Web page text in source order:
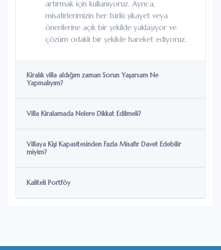
artırmak için kullanıyoruz. Ayrıca,
misafirlerimizin her türlü şikayet veya
önerilerine açık bir şekilde yaklaşıyor ve
çözüm odaklı bir şekilde hareket ediyoruz.
Kiralık villa aldığım zaman Sorun Yaşarsam Ne
Yapmalıyım?
Villa Kiralamada Nelere Dikkat Edilmeli?
Villaya Kişi Kapasitesinden Fazla Misafir Davet Edebilir
miyim?
Kaliteli Portföy